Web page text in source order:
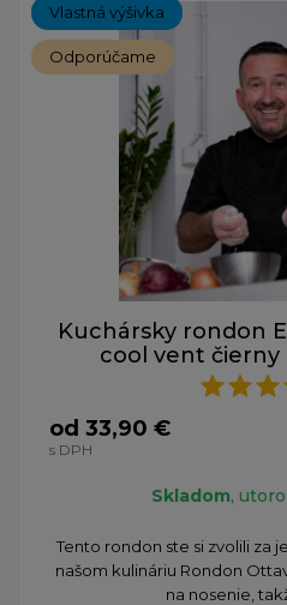
Vlastná výšivka
Odporúčame
Kuchársky rondon
cool vent čierny
od 33,90 €
s DPH
Skladom,
Tento rondon ste si zvolili za
našom kulináriu Rondon
na nosenie,